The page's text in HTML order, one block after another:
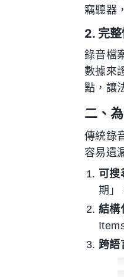
竊聽器
2. 完
錄音檔
數據來
點，讓
二、
傳統錄
容易遺
可搜
期」
結構
跨語